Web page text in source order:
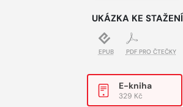
UKÁZKA KE STAŽENÍ
EPUB PDF PRO ČTEČKY
E-kniha
329 Kč